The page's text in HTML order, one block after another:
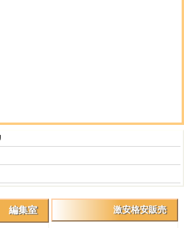
編集室 激安格安販売